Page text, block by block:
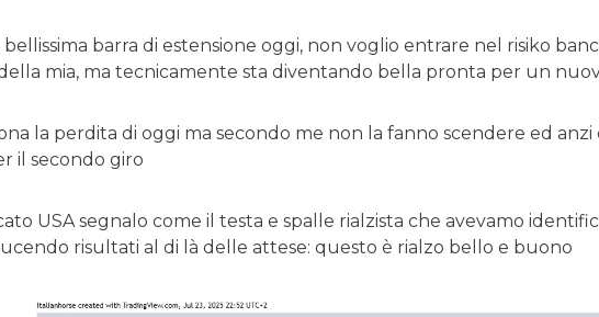
bellissima barra di estensione oggi, non voglio entrare nel risiko
mia, ma tecnicamente sta diventando bella pronta per un
la perdita di oggi ma secondo me non la fanno scendere ed
il secondo giro
USA segnalo come il testa e spalle rialzista che avevamo
risultati al di là delle attese: questo è rialzo bello e buono